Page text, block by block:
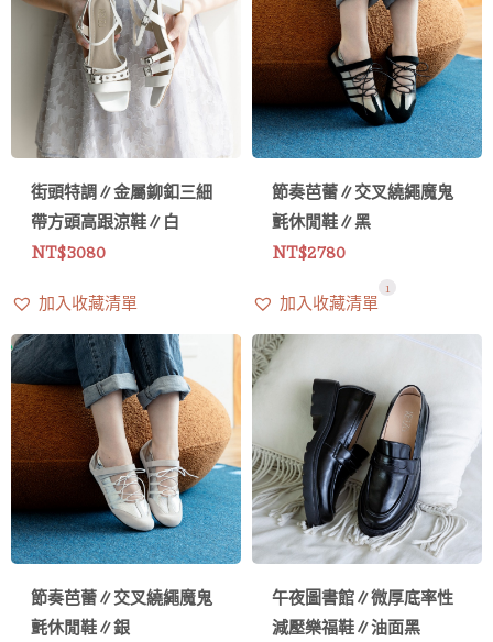
街頭特調∥金屬鉚釦三細
帶方頭高跟涼鞋∥白
NT$3080
加入收藏清單
節奏芭蕾∥交叉繞繩魔鬼
氈休閒鞋∥黑
NT$2780
加入收藏清單
1
節奏芭蕾∥交叉繞繩魔鬼
氈休閒鞋∥銀
午夜圖書館∥微厚底率性
減壓樂福鞋∥油面黑